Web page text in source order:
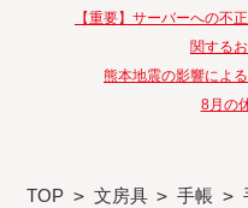
【重要】サーバーへの不
関する
熊本地震の影響によ
8月の
TOP > 文房具 > 手帳 >